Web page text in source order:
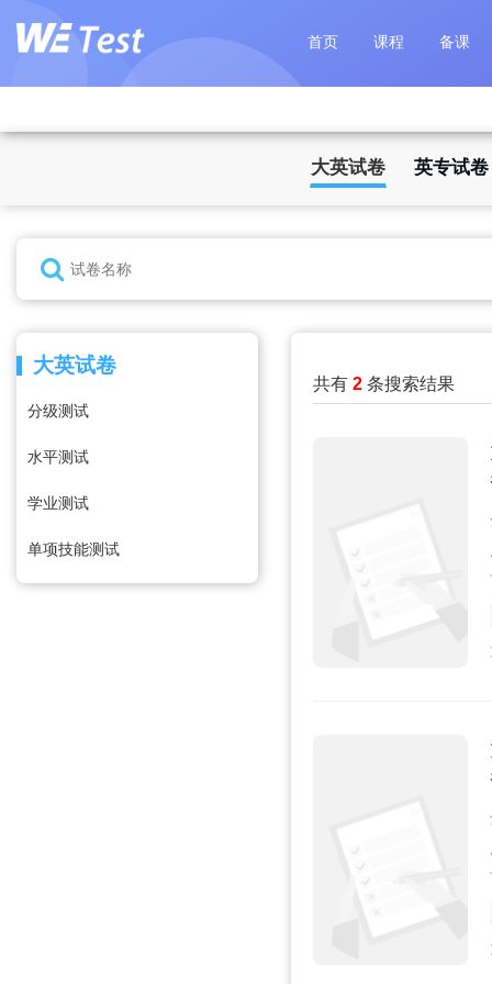
首页 课程 备课
大英试卷 英专试卷
大英试卷
分级测试
水平测试
学业测试
单项技能测试
共有 2 条搜索结果